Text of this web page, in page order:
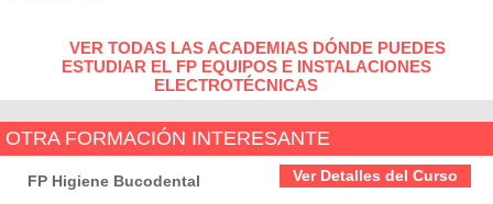
VER TODAS LAS ACADEMIAS DÓNDE PUEDES
ESTUDIAR EL FP EQUIPOS E INSTALACIONES
ELECTROTÉCNICAS
OTRA FORMACIÓN INTERESANTE
Ver Detalles del Curso
FP Higiene Bucodental